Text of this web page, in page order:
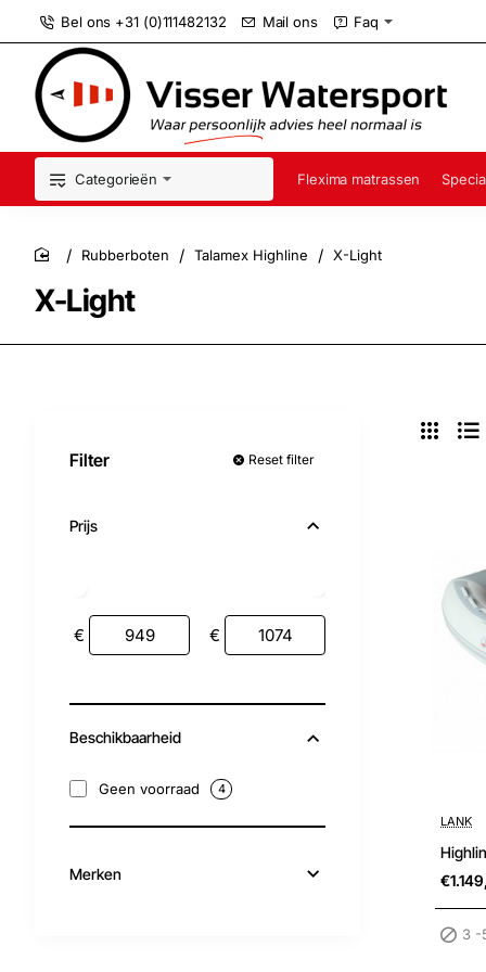
Bel ons +31 (0)111482132 Mail ons Faq
Categorieën Flexima matrassen
X-Light
home
Rubberboten Talamex Highline X-Light
Filter Reset filter
Prijs
€ €
Beschikbaarheid
Geen voorraad 4
Merken
Sale
3 -5
LANK
3 -